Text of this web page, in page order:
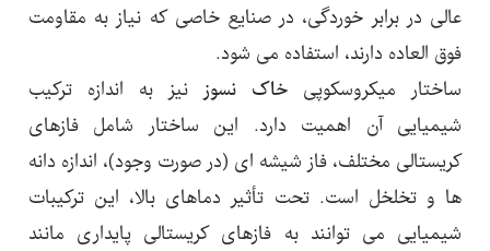
عالی در برابر خوردگی، در صنایع خاصی که نیاز به مقاومت
فوق العاده دارند، استفاده می شود.
ساختار میکروسکوپی خاک نسوز نیز به اندازه ترکیب
شیمیایی آن اهمیت دارد. این ساختار شامل فازهای
کریستالی مختلف، فاز شیشه ای (در صورت وجود)، اندازه دانه
ها و تخلخل است. تحت تأثیر دماهای بالا، این ترکیبات
شیمیایی می توانند به فازهای کریستالی پایداری مانند